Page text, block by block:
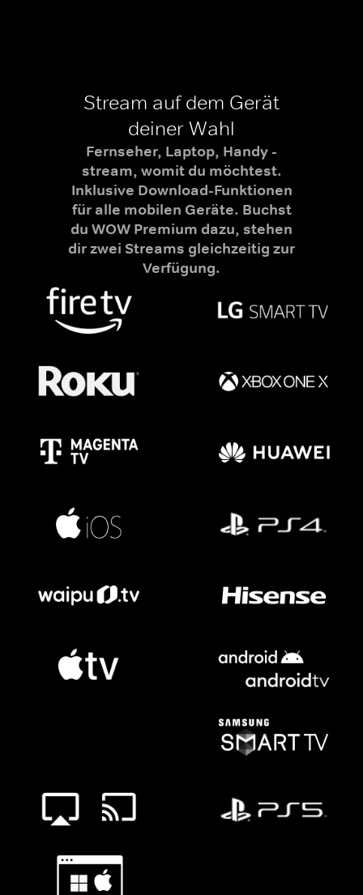
Stream auf dem Gerät
deiner Wahl
Fernseher, Laptop, Handy -
stream, womit du möchtest.
Inklusive Download-Funktionen
für alle mobilen Geräte. Buchst
du WOW Premium dazu, stehen
dir zwei Streams gleichzeitig zur
Verfügung.